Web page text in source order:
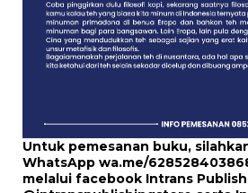
Untuk pemesanan buku,
WhatsApp wa.me/
melalui facebook Intrans